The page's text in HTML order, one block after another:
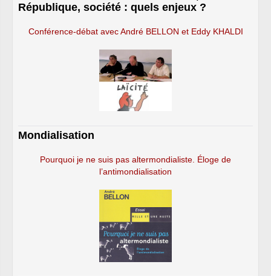
République, société : quels enjeux ?
Conférence-débat avec André BELLON et Eddy KHALDI
Mondialisation
Pourquoi je ne suis pas altermondialiste. Éloge de
l’antimondialisation